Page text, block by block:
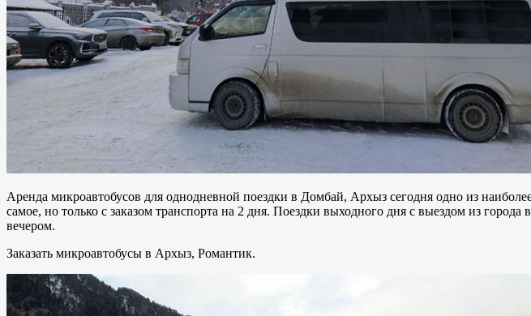
Аренда микроавтобусов для однодневной поездки в Домбай, Архыз сегодня одно из
самое, но только с заказом транспорта на 2 дня. Поездки выходного дня с выездом из
вечером.
Заказать микроавтобусы в Архыз, Романтик.